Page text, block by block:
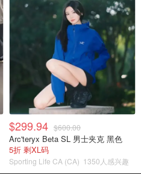
$299.94 $600.00
Arc'teryx Beta SL 男士夹克 黑色
5折 剩XL码
Sporting Life CA (CA) 1350人感兴趣